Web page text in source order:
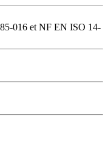
016 et NF EN ISO 14-